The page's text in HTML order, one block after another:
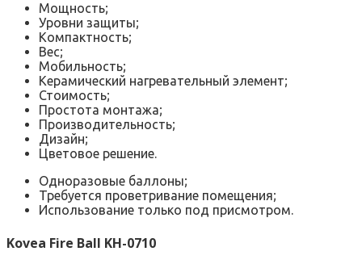
Мощность;
Уровни защиты;
Компактность;
Вес;
Мобильность;
Керамический нагревательный элемент;
Стоимость;
Простота монтажа;
Производительность;
Дизайн;
Цветовое решение.
Одноразовые баллоны;
Требуется проветривание помещения;
Использование только под присмотром.
Kovea Fire Ball KH-0710